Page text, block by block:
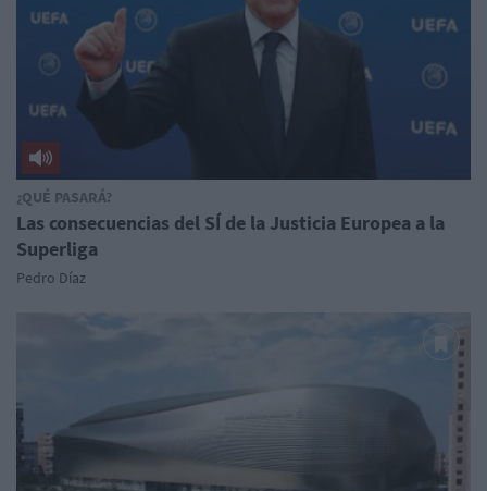
¿QUÉ PASARÁ?
Las consecuencias del SÍ de la Justicia Europea a la
Superliga
Pedro Díaz